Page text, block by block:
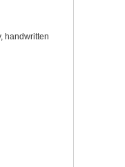
handwritten